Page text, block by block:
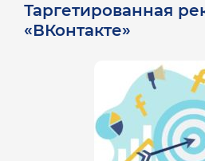
Таргетированная
«ВКонтакте»